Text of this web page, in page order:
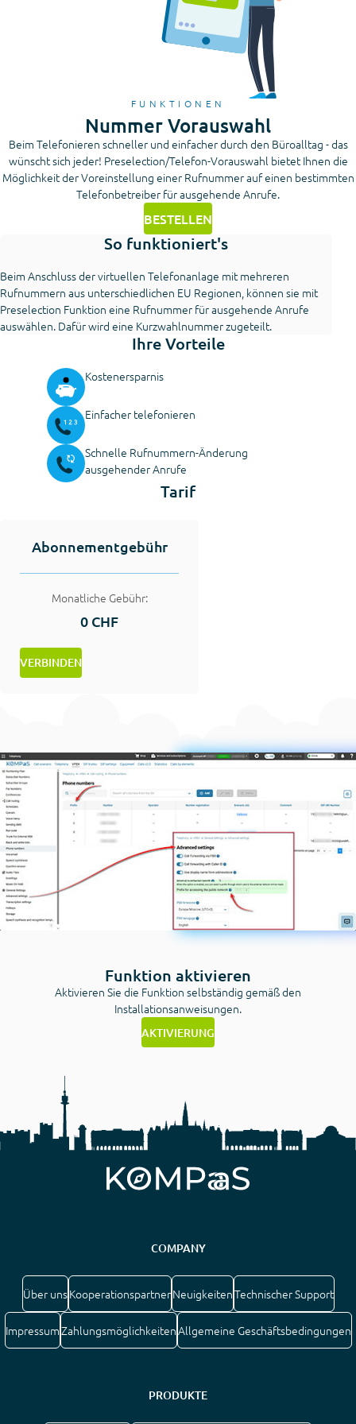
FUNKTIONEN
Nummer Vorauswahl
Beim Telefonieren schneller und einfacher durch den Büroalltag - das
wünscht sich jeder! Preselection/Telefon-Vorauswahl bietet Ihnen die
Möglichkeit der Voreinstellung einer Rufnummer auf einen bestimmten
Telefonbetreiber für ausgehende Anrufe.
BESTELLEN
So funktioniert's
Beim Anschluss der virtuellen Telefonanlage mit mehreren
Rufnummern aus unterschiedlichen EU Regionen, können sie mit
Preselection Funktion eine Rufnummer für ausgehende Anrufe
auswählen. Dafür wird eine Kurzwahlnummer zugeteilt.
Ihre Vorteile
Kostenersparnis
Einfacher telefonieren
Schnelle Rufnummern-Änderung
ausgehender Anrufe
Tarif
Abonnementgebühr
Monatliche Gebühr:
0 CHF
VERBINDEN
Funktion aktivieren
Aktivieren Sie die Funktion selbständig gemäß den
Installationsanweisungen.
AKTIVIERUNG
COMPANY
Über unsKooperationspartnerNeuigkeitenTechnischer Support
ImpressumZahlungsmöglichkeitenAllgemeine Geschäftsbedingungen
PRODUKTE